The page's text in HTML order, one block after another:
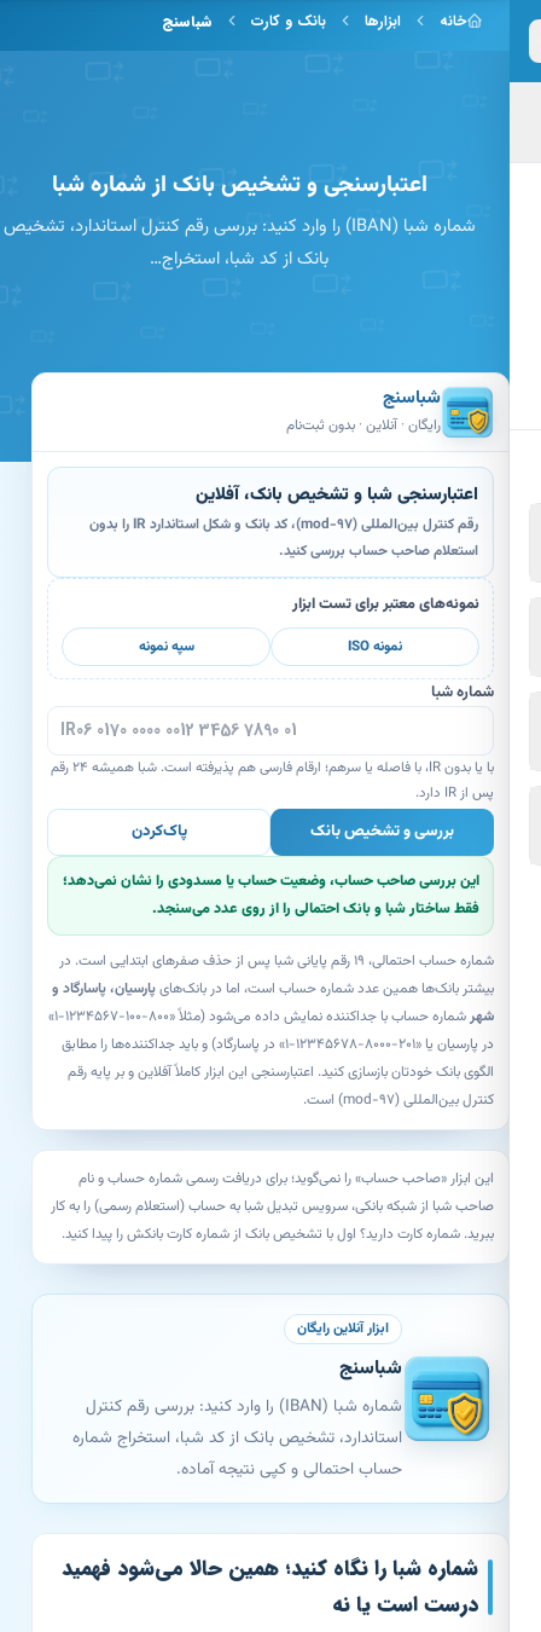
به محتوای اصلی
خانه ابزارها بانک و کارت شبا‌سنج
اعتبارسنجی و تشخیص بانک از شماره شبا
شماره شبا (IBAN) را وارد کنید: بررسی رقم کنترل استاندارد، تشخیص
بانک از کد شبا، استخراج…
شبا‌سنج
رایگان · آنلاین · بدون ثبت‌نام
اعتبارسنجی شبا و تشخیص بانک، آفلاین
رقم کنترل بین‌المللی (mod-97)، کد بانک و شکل استاندارد IR را بدون
استعلام صاحب حساب بررسی کنید.
نمونه‌های معتبر برای تست ابزار
نمونه ISO سپه نمونه
شماره شبا
با یا بدون IR، با فاصله یا سرهم؛ ارقام فارسی هم پذیرفته است. شبا همیشه ۲۴ رقم
پس از IR دارد.
بررسی و تشخیص بانک پاک‌کردن
این بررسی صاحب حساب، وضعیت حساب یا مسدودی را نشان نمی‌دهد؛
فقط ساختار شبا و بانک احتمالی را از روی عدد می‌سنجد.
شماره حساب احتمالی، ۱۹ رقم پایانی شبا پس از حذف صفرهای ابتدایی است. در
بیشتر بانک‌ها همین عدد شماره حساب است، اما در بانک‌هایپارسیان، پاسارگاد و
شماره حساب با جداکننده نمایش داده می‌شود (مثلاً «۸۰۰-۱۰۰-۱۲۳۴۵۶۷-۱»
در پارسیان یا «۲۰۱-۸۰۰۰-۱۲۳۴۵۶۷۸-۱» در پاسارگاد) و باید جداکننده‌ها را مطابق
الگوی بانک خودتان بازسازی کنید. اعتبارسنجی این ابزار کاملاً آفلاین و بر پایه رقم
کنترل بین‌المللی (mod-97) است.
این ابزار «صاحب حساب» را نمی‌گوید؛ برای دریافت رسمی شماره حساب و نام
صاحب شبا از شبکه بانکی، سرویستبدیل شبا به حساب (استعلام رسمی)را به کار
ببرید. شماره کارت دارید؟ اول باتشخیص بانک از شماره کارتبانکش را پیدا کنید.
ابزار آنلاین رایگان
شبا‌سنج
شماره شبا (IBAN) را وارد کنید: بررسی رقم کنترل
استاندارد، تشخیص بانک از کد شبا، استخراج شماره
حساب احتمالی و کپی نتیجه آماده.
شماره شبا را نگاه کنید؛ همین حالا می‌شود فهمید
درست است یا نه